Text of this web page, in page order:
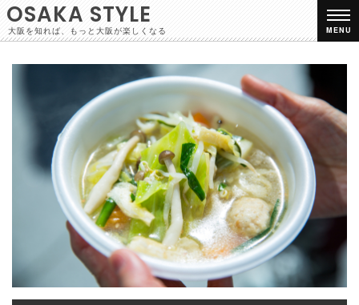
OSAKA STYLE
大阪を知れば、もっと大阪が楽しくなる MENU